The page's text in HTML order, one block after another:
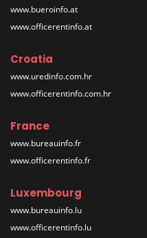
www.bueroinfo.at
www.officerentinfo.at
Croatia
www.uredinfo.com.hr
www.officerentinfo.com.hr
France
www.bureauinfo.fr
www.officerentinfo.fr
Luxembourg
www.bureauinfo.lu
www.officerentinfo.lu